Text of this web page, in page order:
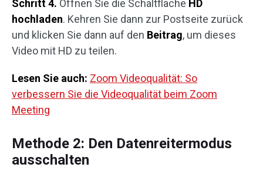
Schritt 4. Öffnen Sie die Schaltfläche HD
hochladen. Kehren Sie dann zur Postseite zurück
und klicken Sie dann auf den Beitrag, um dieses
Video mit HD zu teilen.
Lesen Sie auch: Zoom Videoqualität: So
verbessern Sie die Videoqualität beim Zoom
Meeting
Methode 2: Den Datenreitermodus
ausschalten